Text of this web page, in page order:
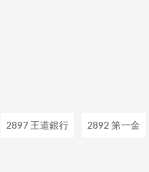
2897 王道銀行 2892 第一金